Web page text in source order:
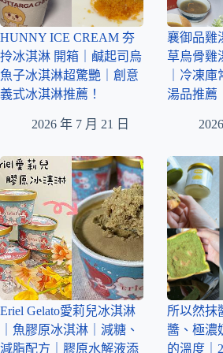
HUNNY ICE CREAM 夯
拎冰淇淋 開箱｜鹹起司烏
魚子冰淇淋超驚艷｜創意
義式冰淇淋推薦！
2026 年 7 月 21 日
襄御品雞
草烏骨雞
｜冷凍
湯品推薦
Eriel Gelato愛莉兒冰淇淋
｜魚膠原冰淇淋｜減糖、
減脂配方｜膠原水解液添
所以然抹
醬、極濃
的溫度｜